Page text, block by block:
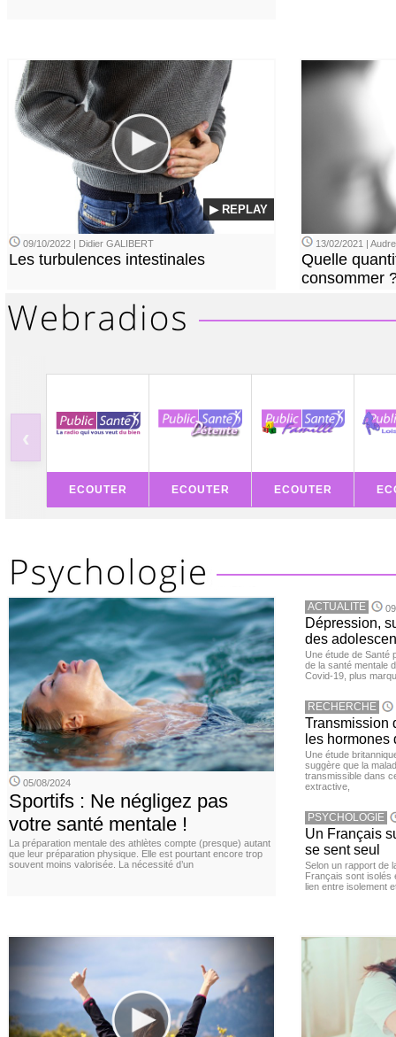
▶ REPLAY
09/10/2022 | Didier GALIBERT
Les turbulences intestinales
13/02/2021 |
Quelle
consommer
‹
ECOUTER ECOUTER ECOUTER
05/08/2024
Sportifs : Ne négligez pas
votre santé mentale !
La préparation mentale des athlètes compte (presque) autant
que leur préparation physique. Elle est pourtant encore trop
souvent moins valorisée. La nécessité d’un
ACTUALITE
Dépression,
des
Une étude de Santé
de la santé mentale
Covid-19, plus
RECHERCHE
Transmission
les hormones
Une étude
suggère que la
transmissible dans
extractive,
PSYCHOLOGIE
Un Français
se sent seul
Selon un rapport de
Français sont isolés
lien entre isolement